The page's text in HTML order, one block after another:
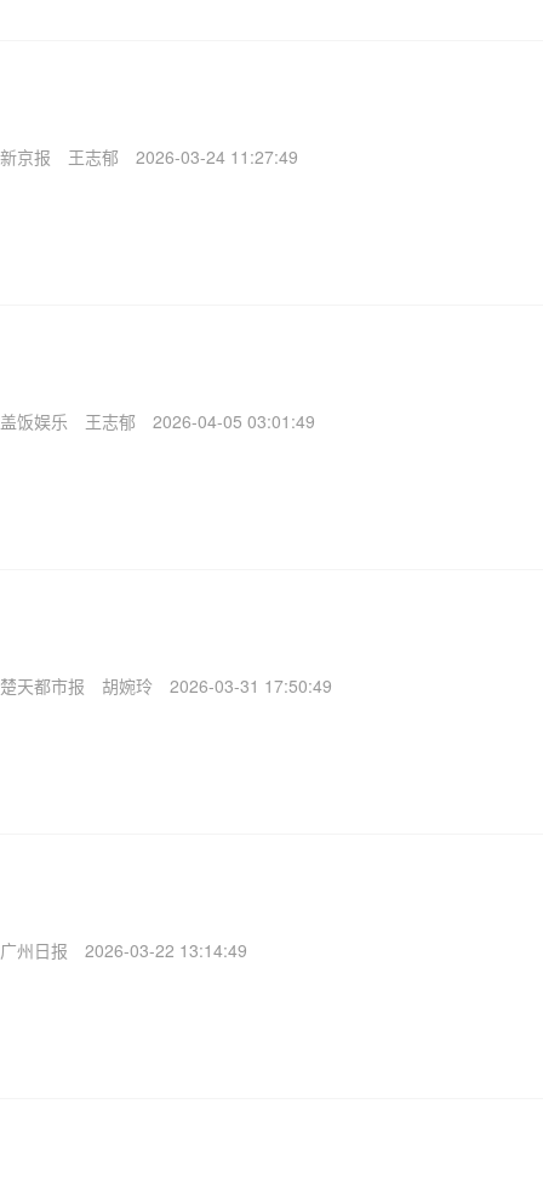
新京报 王志郁 2026-03-24 11:27:49
盖饭娱乐 王志郁 2026-04-05 03:01:49
楚天都市报 胡婉玲 2026-03-31 17:50:49
广州日报 2026-03-22 13:14:49